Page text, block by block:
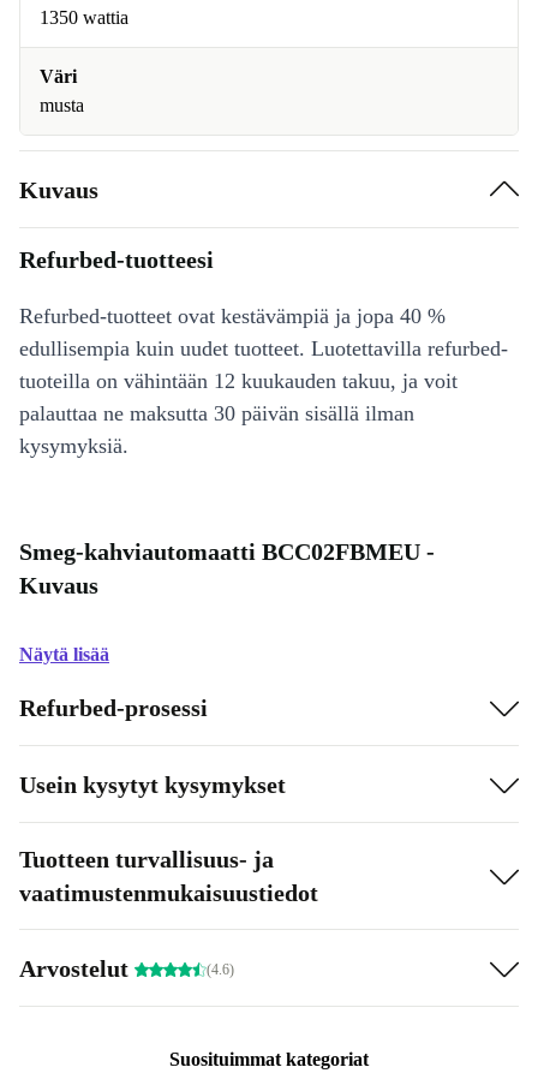
1350 wattia
Väri
musta
Kuvaus
Refurbed-tuotteesi
Refurbed-tuotteet ovat kestävämpiä ja jopa 40 %
edullisempia kuin uudet tuotteet. Luotettavilla refurbed-
tuoteilla on vähintään 12 kuukauden takuu, ja voit
palauttaa ne maksutta 30 päivän sisällä ilman
kysymyksiä.
Smeg-kahviautomaatti BCC02FBMEU -
Kuvaus
Näytä lisää
Refurbed-prosessi
Usein kysytyt kysymykset
Tuotteen turvallisuus- ja
vaatimustenmukaisuustiedot
Arvostelut (4.6)
Suosituimmat kategoriat